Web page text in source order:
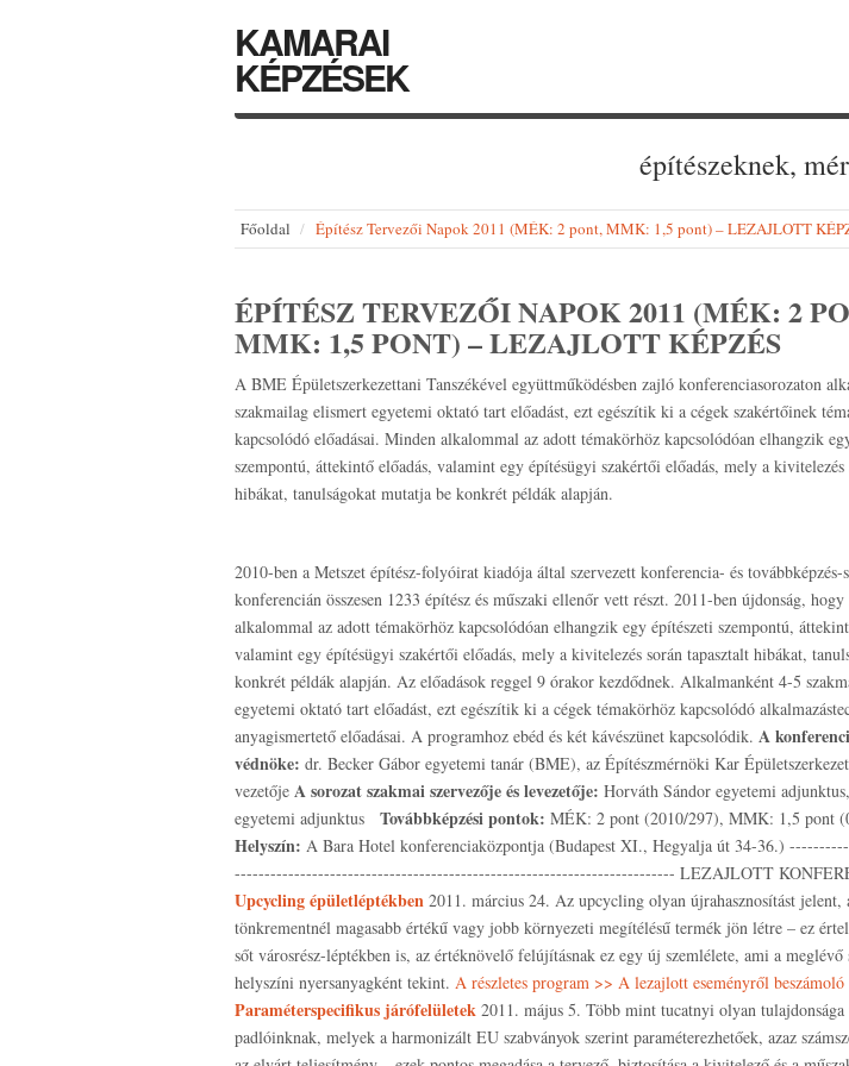
KAMARAI
KÉPZÉSEK
építészeknek,
Főoldal Építész Tervezői Napok 2011 (MÉK: 2 pont, MMK: 1,5 pont) – LEZAJLOTT
ÉPÍTÉSZ TERVEZŐI NAPOK 2011 (MÉK: 2
MMK: 1,5 PONT) – LEZAJLOTT KÉPZÉS
A BME Épületszerkezettani Tanszékével együttműködésben zajló konferenciasorozaton
szakmailag elismert egyetemi oktató tart előadást, ezt egészítik ki a cégek szakértőinek
kapcsolódó előadásai. Minden alkalommal az adott témakörhöz kapcsolódóan elhangzik
szempontú, áttekintő előadás, valamint egy építésügyi szakértői előadás, mely a kivitelezés
hibákat, tanulságokat mutatja be konkrét példák alapján.
2010-ben a Metszet építész-folyóirat kiadója által szervezett konferencia- és továbbképzés-
konferencián összesen 1233 építész és műszaki ellenőr vett részt. 2011-ben újdonság,
alkalommal az adott témakörhöz kapcsolódóan elhangzik egy építészeti szempontú,
valamint egy építésügyi szakértői előadás, mely a kivitelezés során tapasztalt hibákat,
konkrét példák alapján. Az előadások reggel 9 órakor kezdődnek. Alkalmanként 4-5
egyetemi oktató tart előadást, ezt egészítik ki a cégek témakörhöz kapcsolódó
anyagismertető előadásai. A programhoz ebéd és két kávészünet kapcsolódik. A
védnöke: dr. Becker Gábor egyetemi tanár (BME), az Építészmérnöki Kar
vezetője A sorozat szakmai szervezője és levezetője: Horváth Sándor egyetemi
egyetemi adjunktus Továbbképzési pontok: MÉK: 2 pont (2010/297), MMK: 1,5 pont
Helyszín: A Bara Hotel konferenciaközpontja (Budapest XI., Hegyalja út 34-36.)
-------------------------------------------------------------------------- LEZAJLOTT
Upcycling épületléptékben 2011. március 24. Az upcycling olyan újrahasznosítást jelent,
tönkrementnél magasabb értékű vagy jobb környezeti megítélésű termék jön létre – ez
sőt városrész-léptékben is, az értéknövelő felújításnak ez egy új szemlélete, ami a meglévő
helyszíni nyersanyagként tekint. A részletes program >> A lezajlott eseményről beszámoló
Paraméterspecifikus járófelületek 2011. május 5. Több mint tucatnyi olyan
padlóinknak, melyek a harmonizált EU szabványok szerint paraméterezhetőek, azaz